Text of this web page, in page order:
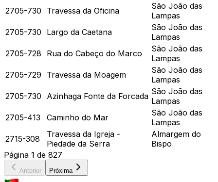
2705-730
Travessa da Oficina
São João das
Lampas
2705-730
Largo da Caetana
São João das
Lampas
2705-728
Rua do Cabeço do Marco
São João das
Lampas
2705-729
Travessa da Moagem
São João das
Lampas
2705-730
Azinhaga Fonte da Forcada São João das
Lampas
2705-413
Caminho do Mar
São João das
Lampas
2715-308
Travessa da Igreja -
Piedade da Serra
Almargem do
Bispo
Página 1 de 827
Anterior Próxima